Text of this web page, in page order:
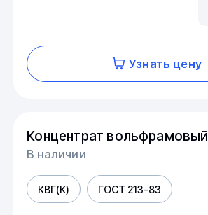
Узнать цену
Концентрат вольфрамовый
В наличии
КВГ(К) ГОСТ 213-83